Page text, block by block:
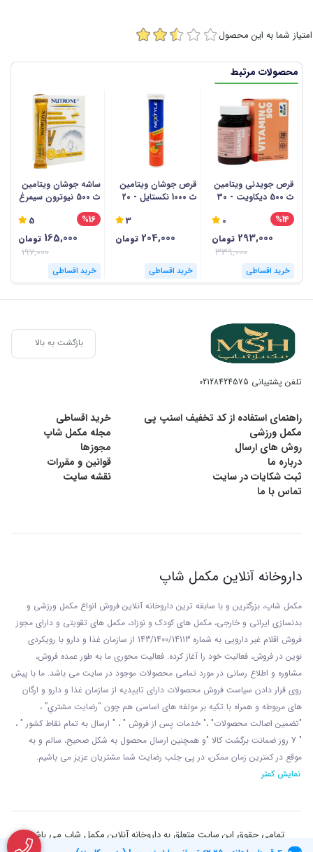
امتیاز شما به این محصول
محصولات مرتبط
قرص جویدنی ویتامین
ث 500 دیکاویت - 30
عددی
0 %14
293,000 تومان
339,000
خرید اقساطی
قرص جوشان ویتامین
ث 1000 نکستایل - 20
3
204,000 تومان
خرید اقساطی
ساشه جوشان ویتامین
ث 500 نیوترون سیمرغ
دارو - 20 عددی
5 %16
165,000 تومان
197,000
خرید اقساطی
بازگشت به بالا
تلفن پشتیبانی 02128424575
راهنمای استفاده از کد تخفیف اسنپ پی
خرید اقساطی
مکمل ورزشی
مجله مکمل شاپ
روش های ارسال
مجوزها
درباره ما
قوانین و مقررات
ثبت شکایات در سایت
نقشه سایت
تماس با ما
داروخانه آنلاین مکمل شاپ
مکمل شاپ، بزرگترین و با سابقه ترین داروخانه آنلاین فروش انواع مکمل ورزشی و
بدنسازی ایرانی و خارجی، مکمل های کودک و نوزاد، مکمل های تقویتی و دارای مجوز
فروش اقلام غیر دارویی به شماره 143/1400/14113 از
سازمان غذا و دارو با رويکردی
نوين در فروش، فعاليت خود را آغاز کرده. فعاليت محوری ما به طور عمده فروش،
مشاوره و اطلاع رسانی در مورد تمامی محصولات موجود در سایت می باشد. ما با پيش
روی قرار دادن سياست فروش محصولات دارای تاييديه از سازمان غذا و دارو و ارگان
های مربوطه و همراه با تکيه بر مولفه های اساسی هم چون “رضايت مشتري” ،
"تضمين اصالت محصولات" ،" خدمات پس از فروش " ، " ارسال به تمام نقاط کشور " ،
" 7 روز ضمانت برگشت کالا "و همچنين ارسال محصول به شکل صحيح، سالم و به
موقع در کمترين زمان ممکن، در پی جلب رضايت شما مشتريان عزیز می باشيم.
نمایش کمتر
تمامی حقوق این سایت متعلق به داروخانه آنلاین مکمل شاپ می باشد